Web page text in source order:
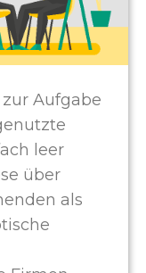
Aufgabe
leer
über
als